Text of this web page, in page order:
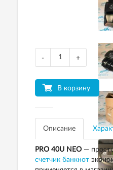
- +
В корзину
Описание
PRO 40U NEO —
счетчик банкнот